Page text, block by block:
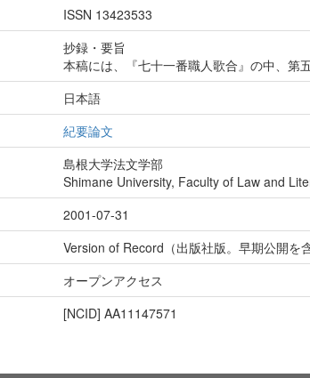
ISSN 13423533
抄録・要旨
本稿には、『七十一番職人歌合』の中、第
日本語
紀要論文
島根大学法文学部
Shimane University, Faculty of Law and
2001-07-31
Version of Record（出版社版。早期公開を含
オープンアクセス
[NCID] AA11147571